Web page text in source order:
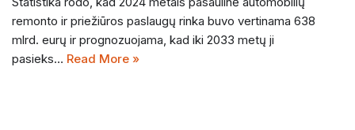
remonto ir priežiūros paslaugų rinka buvo vertinama 638
mlrd. eurų ir prognozuojama, kad iki 2033 metų ji
pasieks… Read More »